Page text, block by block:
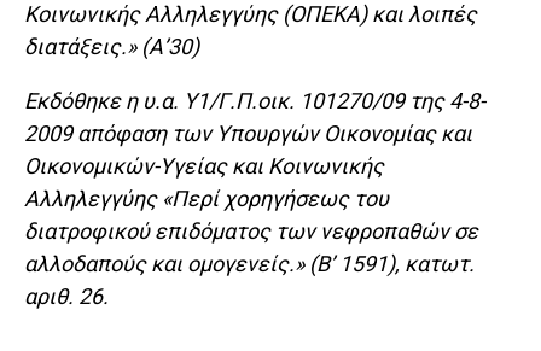
Κοινωνικής Αλληλεγγύης (ΟΠΕΚΑ) και λοιπές
διατάξεις.» (Α’30)
Εκδόθηκε η υ.α. Υ1/Γ.Π.οικ. 101270/09 της 4-8-
2009 απόφαση των Υπουργών Οικονομίας και
Οικονομικών-Υγείας και Κοινωνικής
Αλληλεγγύης «Περί χορηγήσεως του
διατροφικού επιδόματος των νεφροπαθών σε
αλλοδαπούς και ομογενείς.» (Β’ 1591), κατωτ.
αριθ. 26.